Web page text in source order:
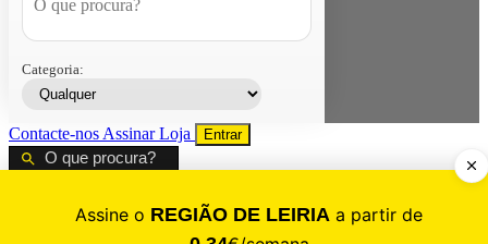
Categoria:
Contacte-nos AssinarLoja Entrar